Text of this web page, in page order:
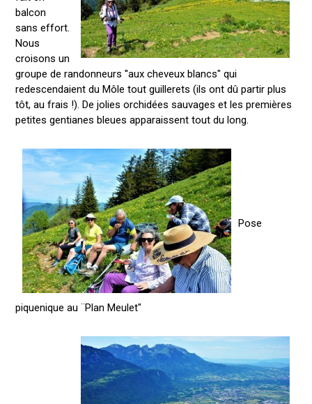
balcon
sans effort.
Nous
croisons un
groupe de randonneurs ''aux cheveux blancs" qui
redescendaient du Môle tout guillerets (ils ont dû partir plus
tôt, au frais !). De jolies orchidées sauvages et les premières
petites gentianes bleues apparaissent tout du long.
Pose
piquenique au ¨Plan Meulet"